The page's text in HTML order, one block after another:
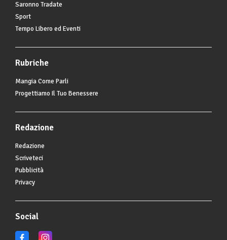
Saronno Tradate
Sport
Tempo Libero ed Eventi
Rubriche
Mangia Come Parli
Progettiamo Il Tuo Benessere
Redazione
Redazione
Scriveteci
Pubblicità
Privacy
Social